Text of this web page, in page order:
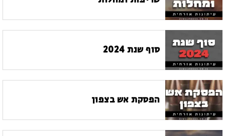
סוף שנת 2024
הפסקת אש בצפון